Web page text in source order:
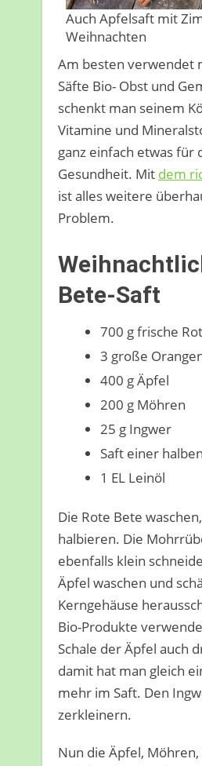
Auch Apfelsaft mit
Weihnachten
Am besten verwendet
Säfte Bio- Obst und
schenkt man seinem
Vitamine und
ganz einfach etwas für
Gesundheit. Mit dem
ist alles weitere
Problem.
Bete-Saft
700 g frische
3 große
400 g Äpfel
200 g Möhren
25 g Ingwer
Saft einer
1 EL Leinöl
Die Rote Bete
halbieren. Die
ebenfalls klein
Äpfel waschen und
Kerngehäuse
Bio-Produkte
Schale der Äpfel auch
damit hat man gleich
mehr im Saft. Den
zerkleinern.
Nun die Äpfel,